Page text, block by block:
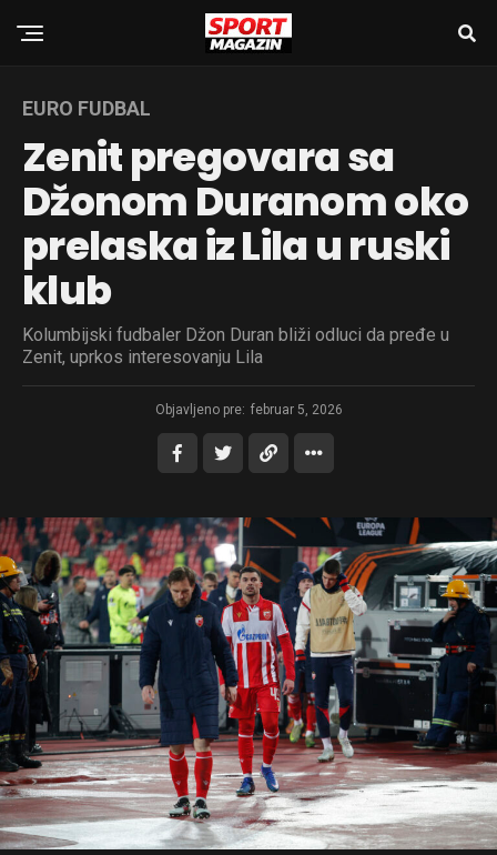
EURO FUDBAL
Zenit pregovara sa
Džonom Duranom oko
prelaska iz Lila u ruski
klub
Kolumbijski fudbaler Džon Duran bliži odluci da pređe u
Zenit, uprkos interesovanju Lila
Objavljeno pre: februar 5, 2026